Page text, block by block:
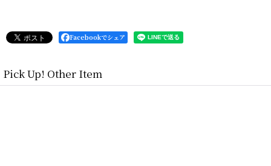
Facebookでシェア
Pick Up! Other Item